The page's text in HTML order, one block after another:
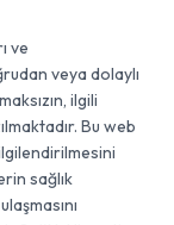
ve
veya dolaylı
ilgili
Bu web
sağlık